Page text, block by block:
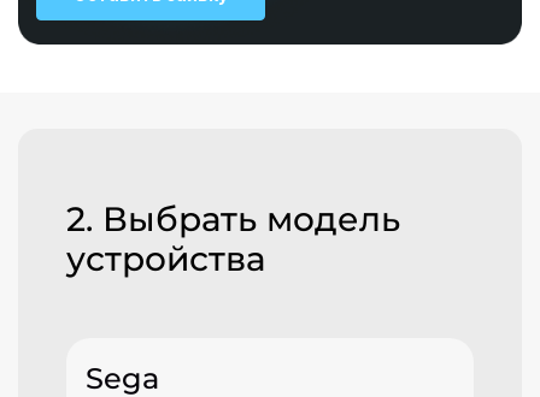
2. Выбрать модель
устройства
Sega